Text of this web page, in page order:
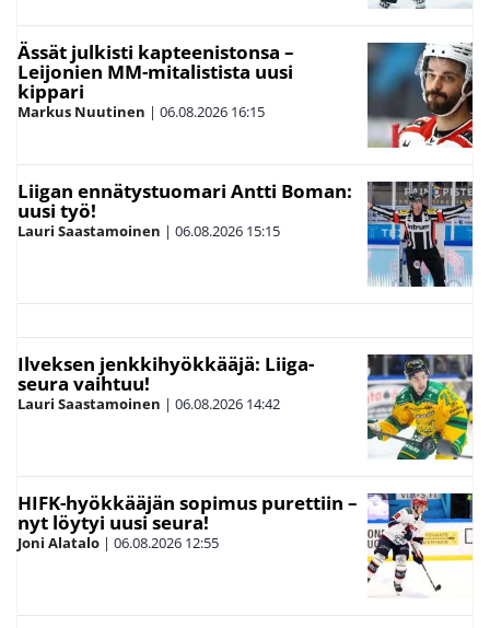
Ässät julkisti kapteenistonsa –
Leijonien MM-mitalistista uusi
kippari
Markus Nuutinen | 06.08.2026 16:15
Liigan ennätystuomari Antti Boman:
uusi työ!
Lauri Saastamoinen | 06.08.2026 15:15
Ilveksen jenkkihyökkääjä: Liiga-
seura vaihtuu!
Lauri Saastamoinen | 06.08.2026 14:42
HIFK-hyökkääjän sopimus purettiin –
nyt löytyi uusi seura!
Joni Alatalo | 06.08.2026 12:55